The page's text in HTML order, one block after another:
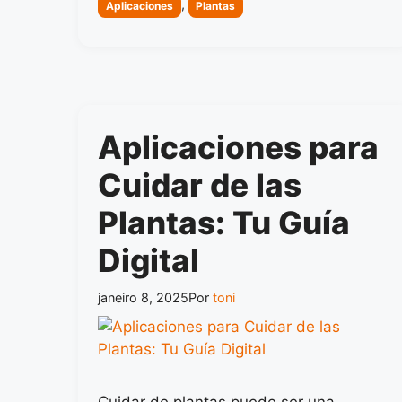
Aplicaciones , Plantas
Aplicaciones para
Cuidar de las
Plantas: Tu Guía
Digital
janeiro 8, 2025Por toni